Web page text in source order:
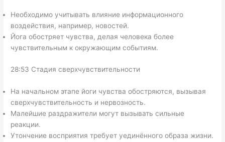
Необходимо учитывать влияние информационного
воздействия, например, новостей.
Йога обостряет чувства, делая человека более
чувствительным к окружающим событиям.
28:53 Стадия сверхчувствительности
На начальном этапе йоги чувства обостряются, вызывая
сверхчувствительность и нервозность.
Малейшие раздражители могут вызывать сильные
реакции.
Утончение восприятия требует уединённого образа жизни.